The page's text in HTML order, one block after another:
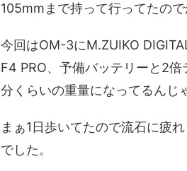
105mmまで持って行ってたので
今回はOM-3にM.ZUIKO
F4 PRO、予備バッテリーと2
分くらいの重量になってるんじ
まぁ1日歩いてたので流石に疲
でした。